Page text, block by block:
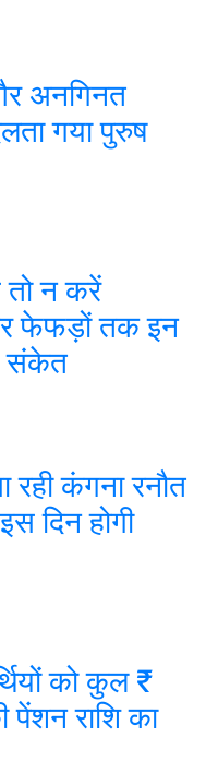
अनगिनत
गया पुरुष
तो न करें
फेफड़ों तक इन
संकेत
कंगना रनौत
दिन होगी
को कुल ₹
राशि का